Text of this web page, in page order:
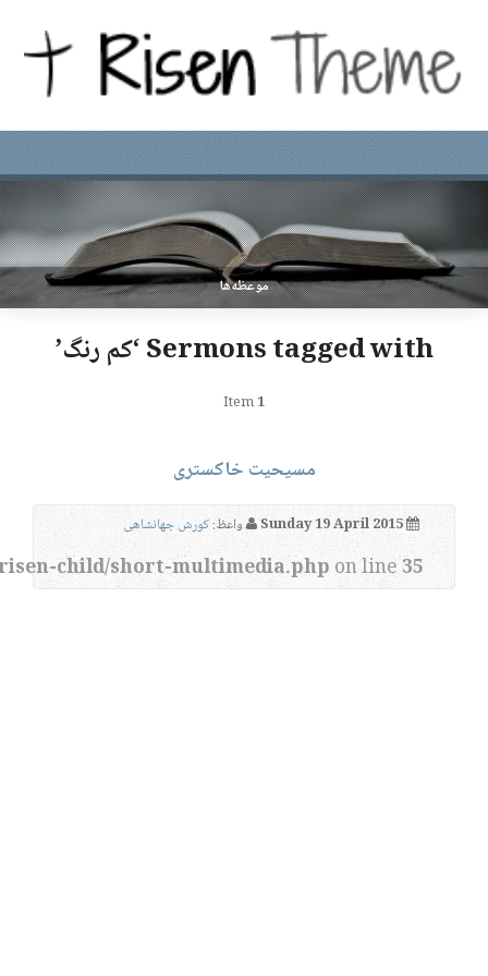
موعظه‌ها
Sermons tagged with ‘کم رنگ’
1
مسیحیت خاکستری
Sunday 19 April 2015 واعظ:کورش جهانشاهی
child/short-multimedia.php on line35